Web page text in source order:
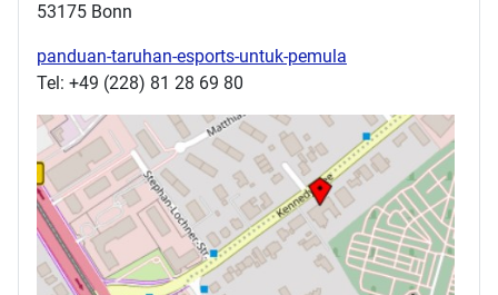
53175 Bonn
panduan-taruhan-esports-untuk-pemula
Tel: +49 (228) 81 28 69 80